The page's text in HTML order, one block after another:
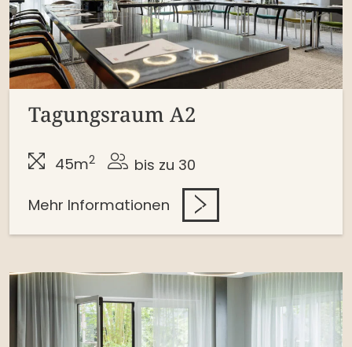
Tagungsraum A2
45m2 bis zu 30
Mehr Informationen